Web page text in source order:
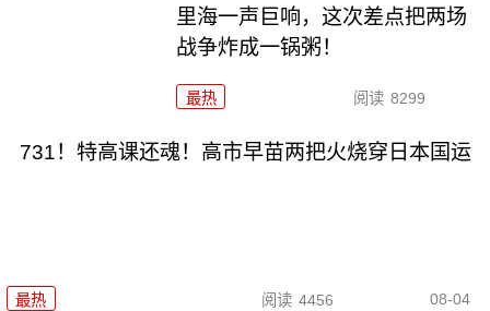
里海一声巨响，这次差点把两场
战争炸成一锅粥！
最热 阅读 8299
731！特高课还魂！高市早苗两把火烧穿日本国运
最热 阅读 4456 08-04